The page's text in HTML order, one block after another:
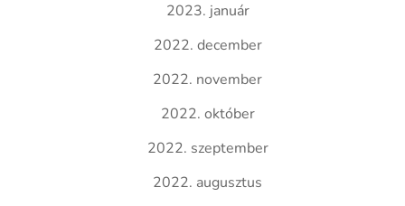
2023. január
2022. december
2022. november
2022. október
2022. szeptember
2022. augusztus